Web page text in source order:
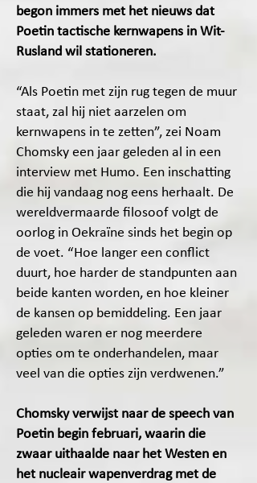
begon immers met het nieuws dat
Poetin tactische kernwapens in Wit-
Rusland wil stationeren.
“Als Poetin met zijn rug tegen de muur
staat, zal hij niet aarzelen om
kernwapens in te zetten”, zei Noam
Chomsky een jaar geleden al in een
interview met Humo. Een inschatting
die hij vandaag nog eens herhaalt. De
wereldvermaarde filosoof volgt de
oorlog in Oekraïne sinds het begin op
de voet. “Hoe langer een conflict
duurt, hoe harder de standpunten aan
beide kanten worden, en hoe kleiner
de kansen op bemiddeling. Een jaar
geleden waren er nog meerdere
opties om te onderhandelen, maar
veel van die opties zijn verdwenen.”
Chomsky verwijst naar de speech van
Poetin begin februari, waarin die
zwaar uithaalde naar het Westen en
het nucleair wapenverdrag met de